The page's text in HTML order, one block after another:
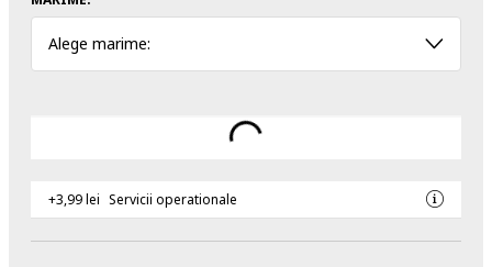
Alege marime:
+3,99 lei Servicii operationale